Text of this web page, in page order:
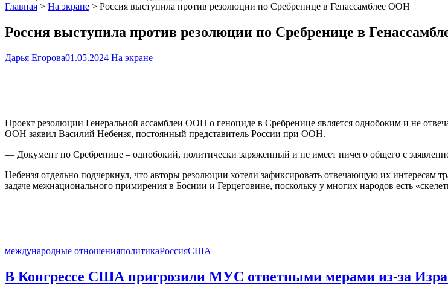
Главная > На экране > Россия выступила против резолюции по Сребренице в Генассамблее ООН
Россия выступила против резолюции по Сребренице в
Дарья Егорова01.05.2024 На экране
Проект резолюции Генеральной ассамблеи ООН о геноциде в Сребренице является однобоким и не
ООН заявил Василий Небензя, постоянный представитель России при ООН.
— Документ по Сребренице – однобокий, политически заряженный и не имеет ничего общего с
Небензя отдельно подчеркнул, что авторы резолюции хотели зафиксировать отвечающую их
задаче межнационального примирения в Боснии и Герцеговине, поскольку у многих народов есть
международные отношенияполитикаРоссияСША
В Конгрессе США пригрозили МУС ответными мерами из-за